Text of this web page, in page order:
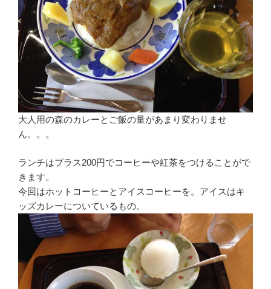
大人用の森のカレーとご飯の量があまり変わりませ
ん。。。
ランチはプラス200円でコーヒーや紅茶をつけることがで
きます。
今回はホットコーヒーとアイスコーヒーを。アイスはキ
ッズカレーについているもの。